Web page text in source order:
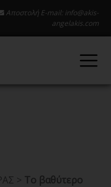
Αποστολή E-mail: info@akis-
angelakis.com
> Το βαθύτερο